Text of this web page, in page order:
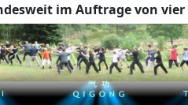
im Auftrage von